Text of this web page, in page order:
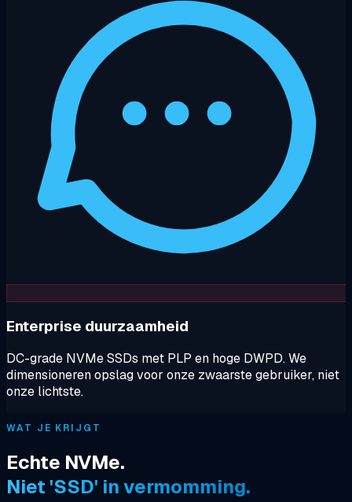
Enterprise duurzaamheid
DC-grade NVMe SSDs met PLP en hoge DWPD. We
dimensioneren opslag voor onze zwaarste gebruiker, niet
onze lichtste.
WAT JE KRIJGT
Echte NVMe.
Niet 'SSD' in vermomming.